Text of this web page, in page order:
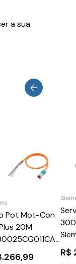
a sua
Pot Mot-Con
20M
86548
R$